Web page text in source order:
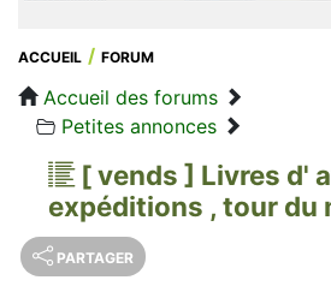
ACCUEIL FORUM
Accueil des forums
Petites annonces
[ vends ] Livres d'
expéditions , tour du
PARTAGER